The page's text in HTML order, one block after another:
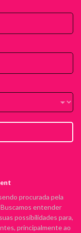
procurada pela
entender
possibilidades para,
principalmente ao